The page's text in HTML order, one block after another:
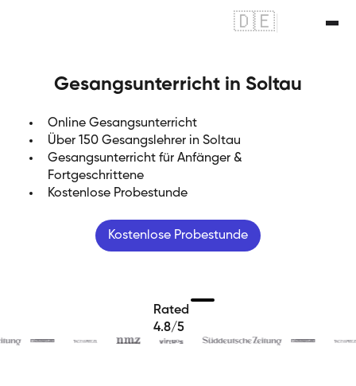
🇩🇪
Gesangsunterricht in Soltau
Online Gesangsunterricht
Über 150 Gesangslehrer in Soltau
Gesangsunterricht für Anfänger &
Fortgeschrittene
Kostenlose Probestunde
Kostenlose Probestunde
Rated
4.8/5